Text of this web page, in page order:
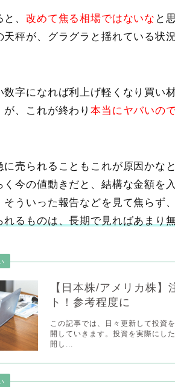
と、改めて焦る相場ではないな と
天秤が、グラグラと揺れている状
数字になれば利上げ軽くなり買い
が、これが終わり本当にヤバいの
売られることもこれが原因かな
く今の値動きだと、結構な金額を
ういった報告などを見て焦らず、
れるものは、長期で見ればあまり
【日本株/アメリカ株】
ト！参考程度に
この記事では、日々更新して投資
開していきます。投資を実際にし
開し...